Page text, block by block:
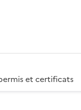
et certificats